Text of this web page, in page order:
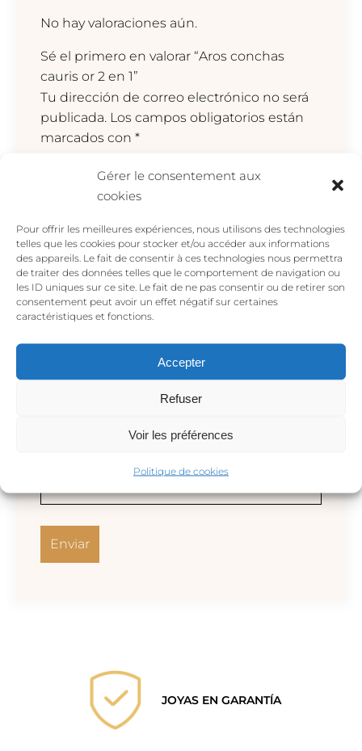
Gérer le consentement aux
cookies
Pour offrir les meilleures expériences, nous utilisons des technologies
telles que les cookies pour stocker et/ou accéder aux informations
des appareils. Le fait de consentir à ces technologies nous permettra
de traiter des données telles que le comportement de navigation ou
les ID uniques sur ce site. Le fait de ne pas consentir ou de retirer son
consentement peut avoir un effet négatif sur certaines
caractéristiques et fonctions.
Accepter
Refuser
Voir les préférences
Politique de cookies
No hay valoraciones aún.
Sé el primero en valorar “Aros conchas
cauris or 2 en 1”
Tu dirección de correo electrónico no será
publicada. Los campos obligatorios están
marcados con *
JOYAS EN GARANTÍA